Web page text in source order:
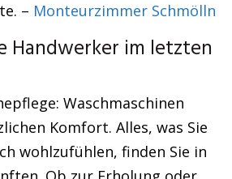
– Monteurzimmer Schmölln
Handwerker im letzten
Waschmaschinen
Komfort. Alles, was Sie
wohlzufühlen, finden Sie in